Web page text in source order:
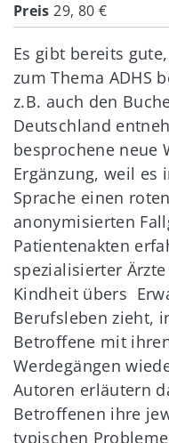
Preis 29, 80 €
Es gibt bereits
zum Thema ADHS
z.B. auch den
Deutschland
besprochene neue
Ergänzung, weil
Sprache einen
anonymisierten
Patientenakten
spezialisierter
Kindheit übers
Berufsleben zieht,
Betroffene mit
Werdegängen
Autoren erläutern
Betroffenen ihre
typischen